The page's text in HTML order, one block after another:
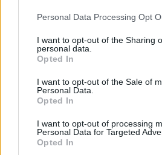
Personal Data Processing Opt
I want to opt-out of the Sharing
personal data.
Opted In
I want to opt-out of the Sale of
Personal Data.
Opted In
I want to opt-out of processing
Personal Data for Targeted
Opted In
Matelec 2025:
Tecnologia e Indústria
Madrid